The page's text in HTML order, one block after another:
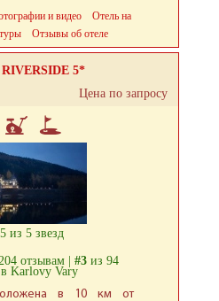
и видео
Отель на
Отзывы об отеле
5*
Цена по запросу
отзывам |#3 из 94
в Karlovy Vary
в 10 км от